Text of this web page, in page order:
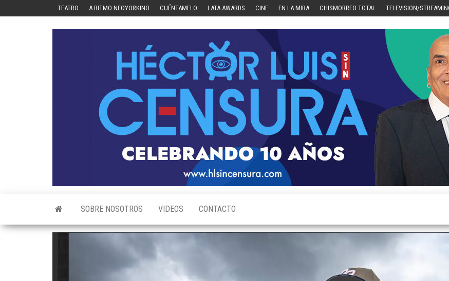
TEATRO A RITMO NEOYORKINO CUÉNTAMELO LATA AWARDS CINE EN LA MIRA CHISMORREO TOTAL TELEVISION/
SOBRE NOSOTROS VIDEOS CONTACTO